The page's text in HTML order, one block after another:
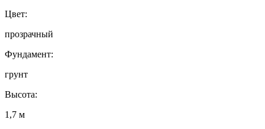
Цвет:
прозрачный
Фундамент:
грунт
Высота:
1,7 м